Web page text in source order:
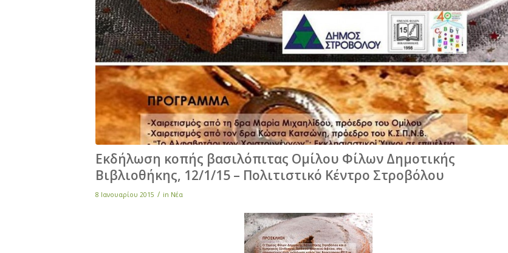
Εκδήλωση κοπής βασιλόπιτας Ομίλου Φίλων Δημοτικής
Βιβλιοθήκης, 12/1/15 – Πολιτιστικό Κέντρο Στροβόλου
8 Ιανουαρίου 2015 / in Νέα